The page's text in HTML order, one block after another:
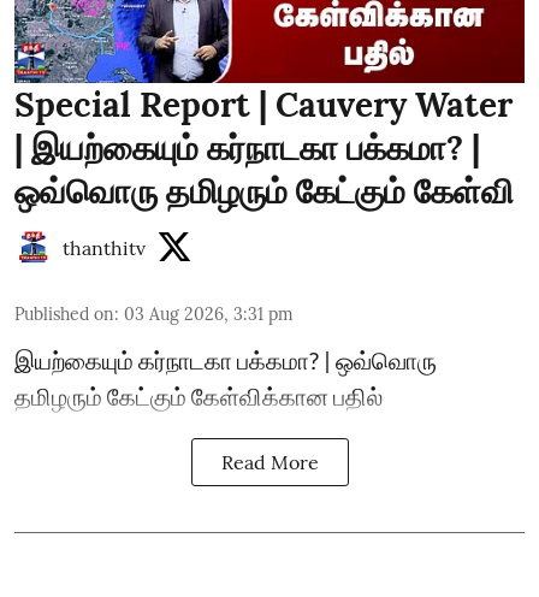
Special Report | Cauvery Water
| இயற்கையும் கர்நாடகா பக்கமா? |
ஒவ்வொரு தமிழரும் கேட்கும் கேள்வி
thanthitv
Published on: 03 Aug 2026, 3:31 pm
இயற்கையும் கர்நாடகா பக்கமா? | ஒவ்வொரு
தமிழரும் கேட்கும் கேள்விக்கான பதில்
Read More